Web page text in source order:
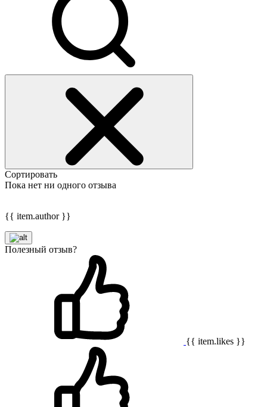
Сортировать
Пока нет ни одного отзыва
{{ item.author }}
Полезный отзыв?
{{ item.likes }}